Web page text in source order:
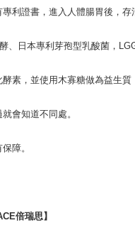
利證書，進入人體腸胃後，存
、日本專利芽孢型乳酸菌，
素，並使用木寡糖做為益生質
會知道不同處。
障。
倍瑞思】